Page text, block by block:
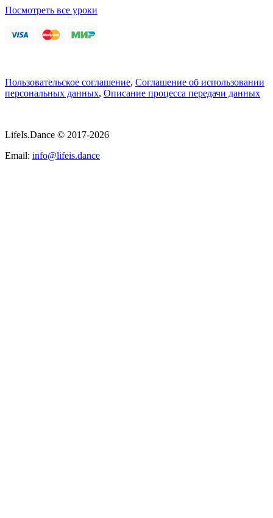
Посмотреть все уроки
Пользовательское соглашение, Соглашение об использовании
персональных данных, Описание процесса передачи данных
LifeIs.Dance © 2017-2026
Email: info@lifeis.dance